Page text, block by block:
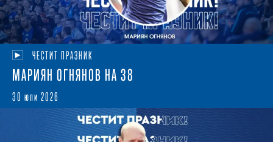
ЧЕСТИТ ПРАЗНИК
МАРИЯН ОГНЯНОВ НА 38
30 юли 2026